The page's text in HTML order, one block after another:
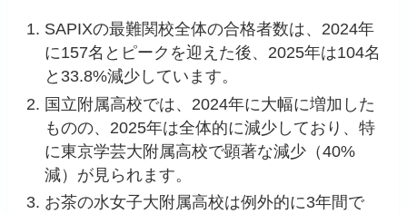
SAPIXの最難関校全体の合格者数は、2024年
に157名とピークを迎えた後、2025年は104名
と33.8%減少しています。
国立附属高校では、2024年に大幅に増加した
ものの、2025年は全体的に減少しており、特
に東京学芸大附属高校で顕著な減少（40%
減）が見られます。
お茶の水女子大附属高校は例外的に3年間で